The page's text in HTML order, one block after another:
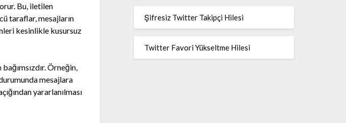
Bu, iletilen
taraflar, mesajların
kesinlikle kusursuz
Örneğin,
mesajlara
yararlanılması
Şifresiz Twitter Takipçi Hilesi
Twitter Favori Yükseltme Hilesi